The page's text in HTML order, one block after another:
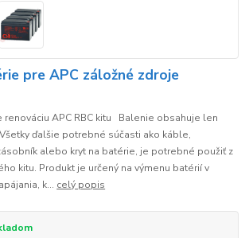
pre APC záložné zdroje
renováciu APC RBC kitu Balenie obsahuje len
ďalšie potrebné súčasti ako káble,
alebo kryt na batérie, je potrebné použiť z
kitu. Produkt je určený na výmenu batérií v
k... celý popis